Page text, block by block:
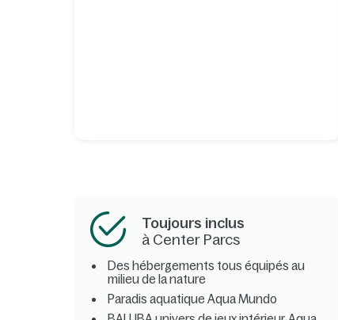
Toujours inclus
à Center Parcs
Des hébergements tous équipés au
milieu de la nature
Paradis aquatique Aqua Mundo